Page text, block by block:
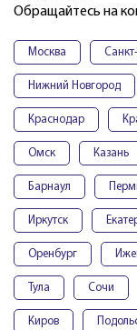
Обращайтесь на
Москва
Нижний Новгород
Краснодар
Омск Казань
Барнаул
Иркутск
Оренбург
Тула Сочи
Киров